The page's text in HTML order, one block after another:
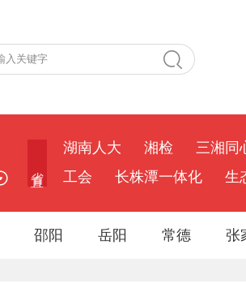
湖南人大 湘检 三湘同
工会
长株潭一体化 生
邵阳 岳阳 常德 张